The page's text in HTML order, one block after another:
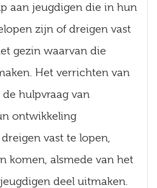
aan jeugdigen die in hun
zijn of dreigen vast
gezin waarvan die
Het verrichten van
hulpvraag van
ontwikkeling
vast te lopen,
komen, alsmede van het
deel uitmaken.